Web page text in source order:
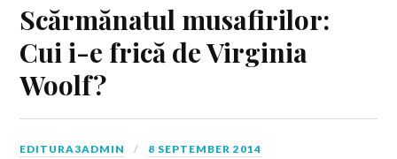
Scărmănatul musafirilor:
Cui i-e frică de Virginia
Woolf?
EDITURA3ADMIN 8 SEPTEMBER 2014